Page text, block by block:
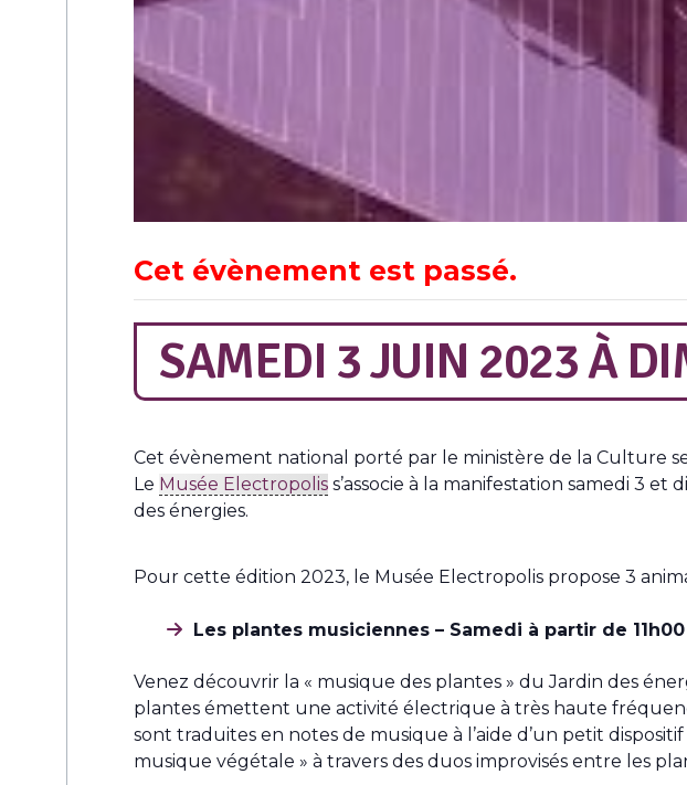
Cet évènement est passé.
SAMEDI 3 JUIN 2023À
Cet évènement national porté par le ministère de la Culture
Le Musée Electropolis s’associe à la manifestation samedi 3
des énergies.
Pour cette édition 2023, le Musée Electropolis propose 3
Les plantes musiciennes – Samedi à partir de
Venez découvrir la « musique des plantes » du Jardin des
plantes émettent une activité électrique à très haute
sont traduites en notes de musique à l’aide d’un petit
musique végétale » à travers des duos improvisés entre les